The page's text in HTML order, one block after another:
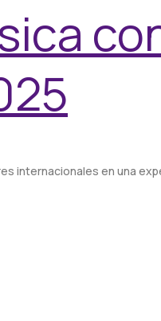
en una